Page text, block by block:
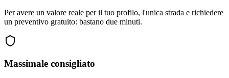
Per avere un valore reale per il tuo profilo, l'unica strada e richiedere
un preventivo gratuito: bastano due minuti.
Massimale consigliato